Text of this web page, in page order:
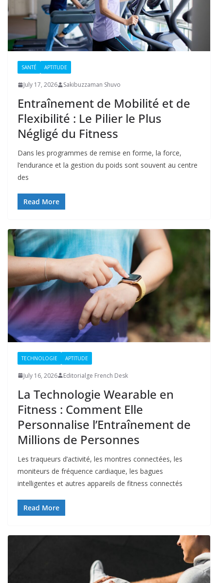
SANTÉ APTITUDE
July 17, 2026 Sakibuzzaman Shuvo
Entraînement de Mobilité et de
Flexibilité : Le Pilier le Plus
Négligé du Fitness
Dans les programmes de remise en forme, la force,
l’endurance et la gestion du poids sont souvent au centre
des
Read More
TECHNOLOGIE APTITUDE
July 16, 2026 Editorialge French Desk
La Technologie Wearable en
Fitness : Comment Elle
Personnalise l’Entraînement de
Millions de Personnes
Les traqueurs d’activité, les montres connectées, les
moniteurs de fréquence cardiaque, les bagues
intelligentes et autres appareils de fitness connectés
Read More